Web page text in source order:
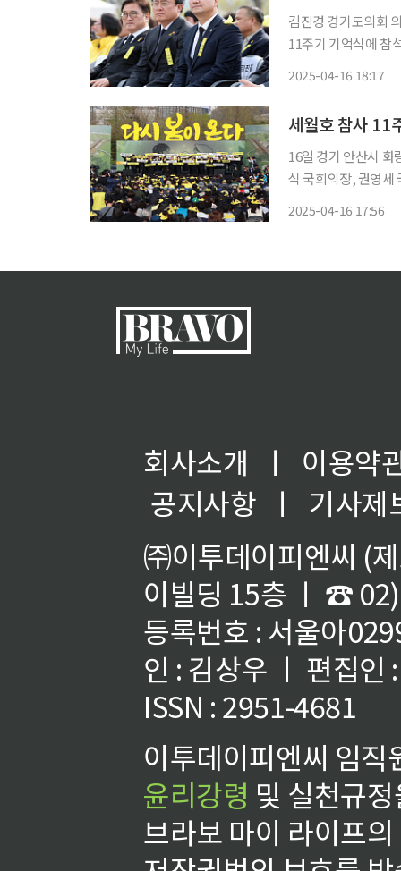
김진경 경기도의회
11주기 기억식에 참
2025-04-16 18:17
세월호 참사 11
16일 경기 안산시 화
식 국회의장, 권영세
2025-04-16 17:56
회사소개 ㅣ
이용약
공지사항
ㅣ
기사제
㈜이투데이피엔씨 (
이빌딩 15층 ㅣ ☎
등록번호 : 서울아
인 : 김상우 ㅣ 편집인
ISSN : 2951-4681
이투데이피엔씨 임
윤리강령 및 실천규
브라보 마이 라이프